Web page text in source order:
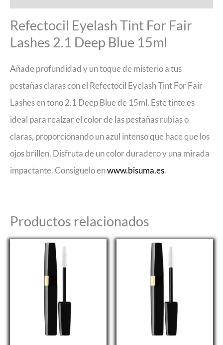
Refectocil Eyelash Tint For Fair
Lashes 2.1 Deep Blue 15ml
Añade profundidad y un toque de misterio a tus
pestañas claras con el Refectocil Eyelash Tint For Fair
Lashes en tono 2.1 Deep Blue de 15ml. Este tinte es
ideal para realzar el color de las pestañas rubias o
claras, proporcionando un azul intenso que hace que los
ojos brillen. Disfruta de un color duradero y una mirada
impactante. Consíguelo enwww.bisuma.es.
Productos relacionados